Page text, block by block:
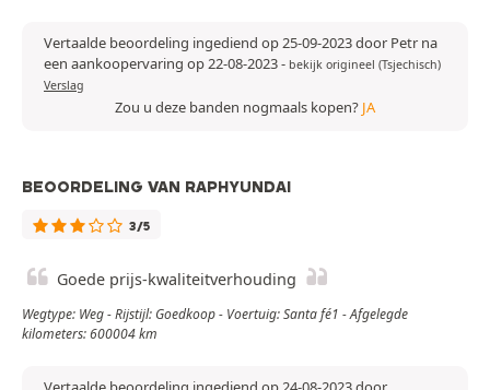
Vertaalde beoordeling ingediend op 25-09-2023 door Petr na
een aankoopervaring op 22-08-2023- bekijk origineel (Tsjechisch)
Verslag
Zou u deze banden nogmaals kopen? JA
BEOORDELING VAN RAPHYUNDAI
3/5
Goede prijs-kwaliteitverhouding
Wegtype: Weg - Rijstijl: Goedkoop - Voertuig: Santa fé1 - Afgelegde
kilometers: 600004 km